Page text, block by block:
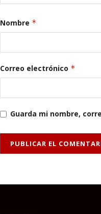
Nombre *
Correo electrónico *
Guarda mi nombre,